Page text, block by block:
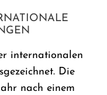
internationalen
Die
nach einem